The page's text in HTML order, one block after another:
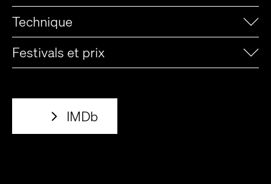
Technique
Festivals et prix
IMDb